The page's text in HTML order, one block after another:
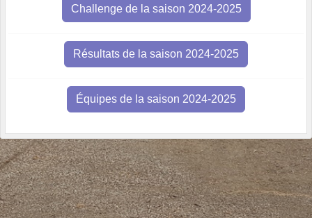
Challenge de la saison 2024-2025
Résultats de la saison 2024-2025
Équipes de la saison 2024-2025